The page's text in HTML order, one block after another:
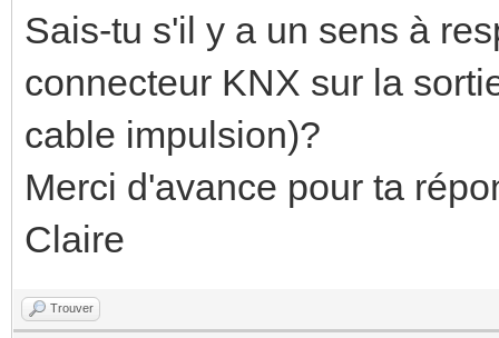
Sais-tu s'il y a un sens à
connecteur KNX sur la
cable impulsion)?
Merci d'avance pour ta
Claire
Trouver